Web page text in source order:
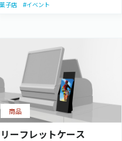
子店 #イベント
リーフレットケース
商品